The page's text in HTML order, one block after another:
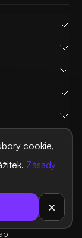
cookie,
Zásady
a podmínky